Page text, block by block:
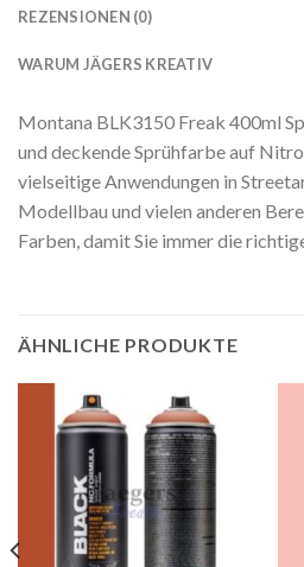
REZENSIONEN (0)
WARUM JÄGERS KREATIV
Montana BLK3150 Freak 400ml
und deckende Sprühfarbe auf
vielseitige Anwendungen in
Modellbau und vielen anderen
Farben, damit Sie immer die
ÄHNLICHE PRODUKTE